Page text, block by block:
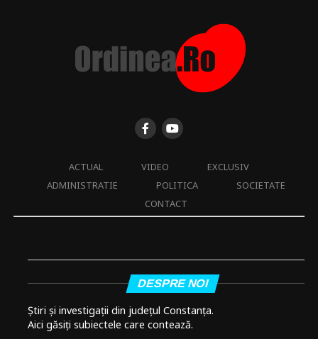
ACTUAL VIDEO
EXCLUSIV
ADMINISTRATIE
POLITICA
SOCIETATE
CONTACT
DESPRE NOI
Știri și investigații din județul Constanța.
Aici găsiți subiectele care contează.